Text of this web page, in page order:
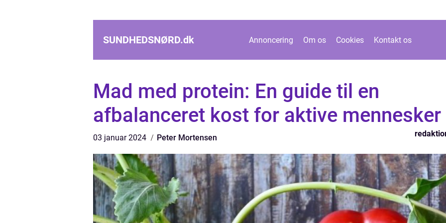
SUNDHEDSNØRD.dk Annoncering Om os Cookies Kontakt os
Mad med protein: En guide til en
afbalanceret kost for aktive mennesker
03 januar 2024 Peter Mortensen